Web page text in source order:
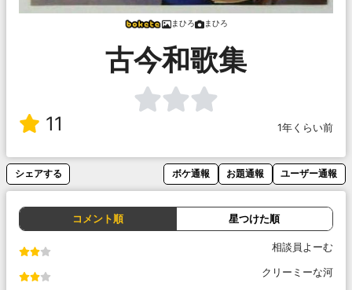
まひろ まひろ
古今和歌集
11 1年くらい前
シェアする ボケ通報 お題通報 ユーザー通報
コメント順 星つけた順
相談員よーむ
クリーミーな河